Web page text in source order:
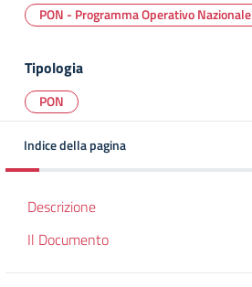
PON - Programma Operativo Nazionale
Tipologia
PON
Indice della pagina
Descrizione
Il Documento